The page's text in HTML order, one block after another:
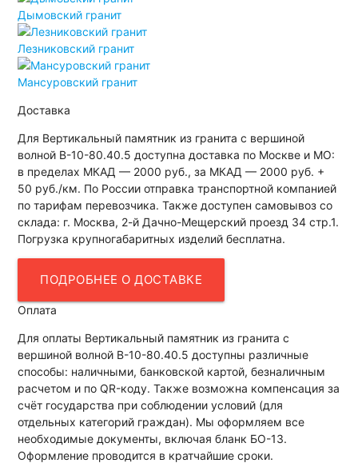
Дымовский гранит
Лезниковский гранит
Мансуровский гранит
Доставка
Для Вертикальный памятник из гранита с вершиной
волной В-10-80.40.5 доступна доставка по Москве и МО:
в пределах МКАД — 2000 руб., за МКАД — 2000 руб. +
50 руб./км. По России отправка транспортной компанией
по тарифам перевозчика. Также доступен самовывоз со
склада: г. Москва, 2-й Дачно-Мещерский проезд 34 стр.1.
Погрузка крупногабаритных изделий бесплатна.
ПОДРОБНЕЕ О ДОСТАВКЕ
Оплата
Для оплаты Вертикальный памятник из гранита с
вершиной волной В-10-80.40.5 доступны различные
способы: наличными, банковской картой, безналичным
расчетом и по QR-коду. Также возможна компенсация за
счёт государства при соблюдении условий (для
отдельных категорий граждан). Мы оформляем все
необходимые документы, включая бланк БО-13.
Оформление проводится в кратчайшие сроки.